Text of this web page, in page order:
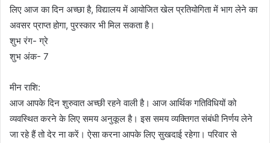
लिए आज का दिन अच्छा है, विद्यालय में आयोजित खेल प्रतियोगिता में भाग लेने का
अवसर प्राप्त होगा, पुरस्कार भी मिल सकता है।
शुभ रंग- ग्रे
शुभ अंक- 7
मीन राशि:
आज आपके दिन शुरुवात अच्छी रहने वाली है। आज आर्थिक गतिविधियों को
व्यवस्थित करने के लिए समय अनुकूल है। इस समय व्यक्तिगत संबंधी निर्णय लेने
जा रहे हैं तो देर ना करें। ऐसा करना आपके लिए सुखदाई रहेगा। परिवार से